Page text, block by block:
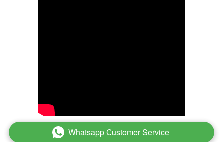
` Whatsapp Customer Service